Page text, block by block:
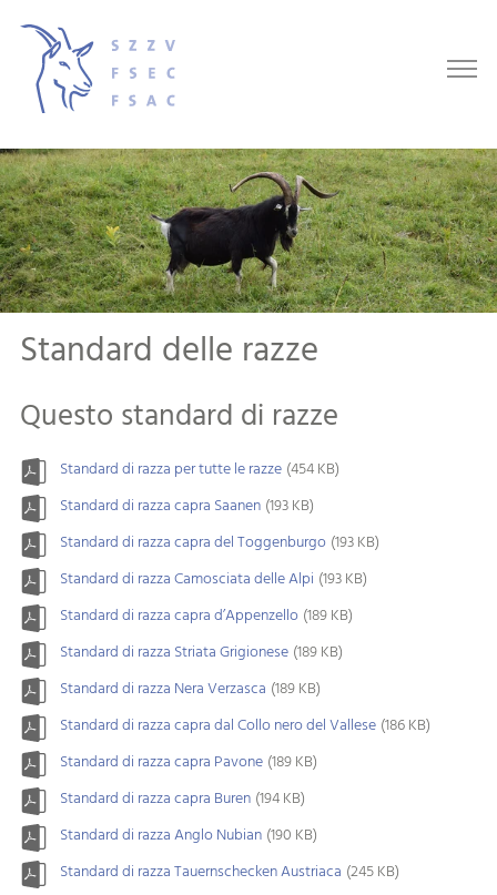
Standard delle razze
Questo standard di razze
Standard di razza per tutte le razze (454 KB)
Standard di razza capra Saanen (193 KB)
Standard di razza capra del Toggenburgo (193 KB)
Standard di razza Camosciata delle Alpi (193 KB)
Standard di razza capra d’Appenzello (189 KB)
Standard di razza Striata Grigionese (189 KB)
Standard di razza Nera Verzasca (189 KB)
Standard di razza capra dal Collo nero del Vallese (186 KB)
Standard di razza capra Pavone (189 KB)
Standard di razza capra Buren (194 KB)
Standard di razza Anglo Nubian (190 KB)
Standard di razza Tauernschecken Austriaca (245 KB)